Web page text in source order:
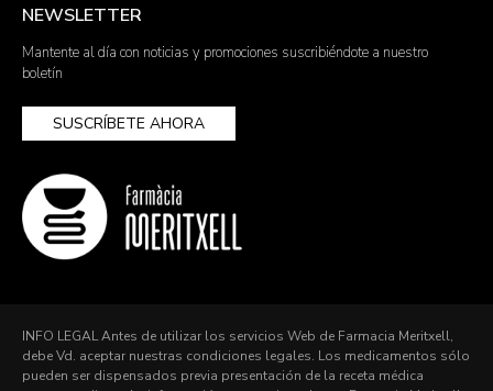
NEWSLETTER
Mantente al día con noticias y promociones suscribiéndote a nuestro
boletín
SUSCRÍBETE AHORA
INFO LEGAL Antes de utilizar los servicios Web de Farmacia Meritxell,
debe Vd. aceptar nuestras condiciones legales. Los medicamentos sólo
pueden ser dispensados previa presentación de la receta médica